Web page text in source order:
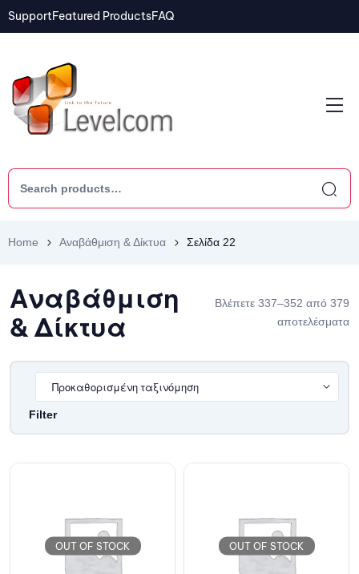
SupportFeatured ProductsFAQ
Home Αναβάθμιση & Δίκτυα Σελίδα 22
Αναβάθμιση
& Δίκτυα
Βλέπετε 337–352 από 379
αποτελέσματα
Filter
OUT OF STOCK OUT OF STOCK